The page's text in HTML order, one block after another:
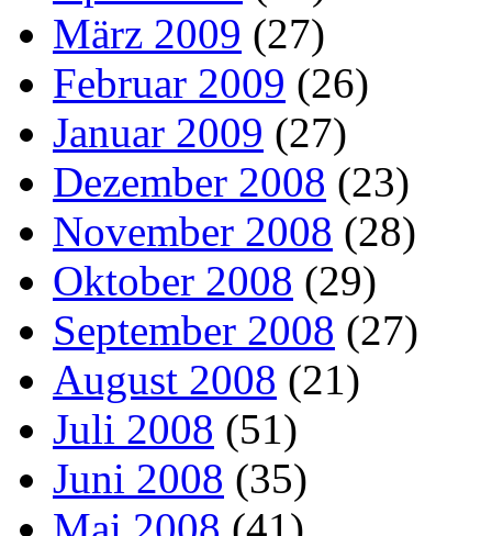
März 2009 (27)
Februar 2009 (26)
Januar 2009 (27)
Dezember 2008 (23)
November 2008 (28)
Oktober 2008 (29)
September 2008 (27)
August 2008 (21)
Juli 2008 (51)
Juni 2008 (35)